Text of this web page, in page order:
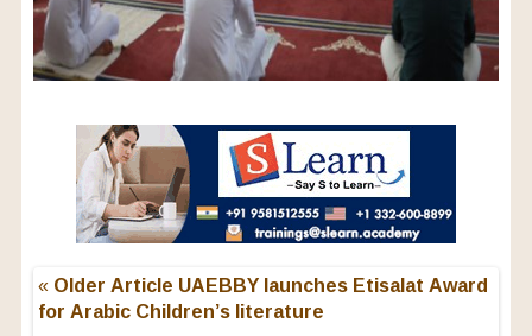
« Older Article UAEBBY launches Etisalat Award
for Arabic Children’s literature